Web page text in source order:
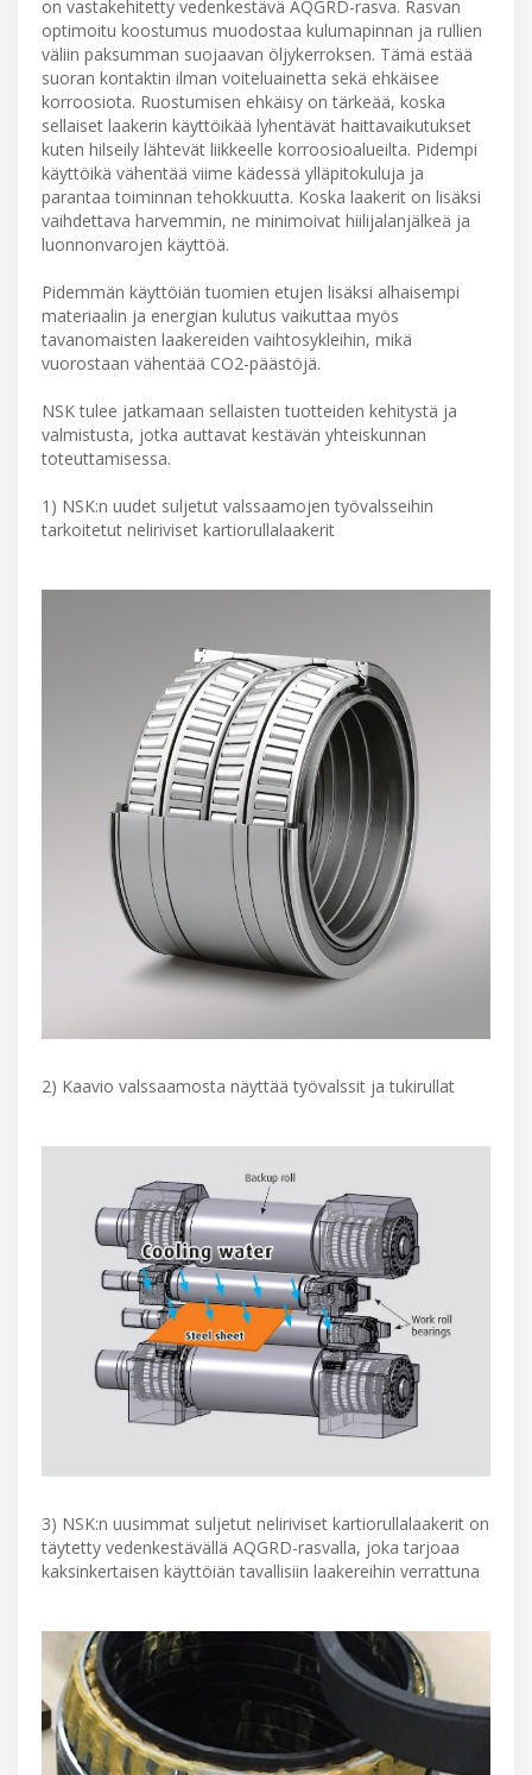
on vastakehitetty vedenkestävä AQGRD-rasva. Rasvan
optimoitu koostumus muodostaa kulumapinnan ja rullien
väliin paksumman suojaavan öljykerroksen. Tämä estää
suoran kontaktin ilman voiteluainetta sekä ehkäisee
korroosiota. Ruostumisen ehkäisy on tärkeää, koska
sellaiset laakerin käyttöikää lyhentävät haittavaikutukset
kuten hilseily lähtevät liikkeelle korroosioalueilta. Pidempi
käyttöikä vähentää viime kädessä ylläpitokuluja ja
parantaa toiminnan tehokkuutta. Koska laakerit on lisäksi
vaihdettava harvemmin, ne minimoivat hiilijalanjälkeä ja
luonnonvarojen käyttöä.
Pidemmän käyttöiän tuomien etujen lisäksi alhaisempi
materiaalin ja energian kulutus vaikuttaa myös
tavanomaisten laakereiden vaihtosykleihin, mikä
vuorostaan vähentää CO2-päästöjä.
NSK tulee jatkamaan sellaisten tuotteiden kehitystä ja
valmistusta, jotka auttavat kestävän yhteiskunnan
toteuttamisessa.
1) NSK:n uudet suljetut valssaamojen työvalsseihin
tarkoitetut neliriviset kartiorullalaakerit
2) Kaavio valssaamosta näyttää työvalssit ja tukirullat
3) NSK:n uusimmat suljetut neliriviset kartiorullalaakerit on
täytetty vedenkestävällä AQGRD-rasvalla, joka tarjoaa
kaksinkertaisen käyttöiän tavallisiin laakereihin verrattuna